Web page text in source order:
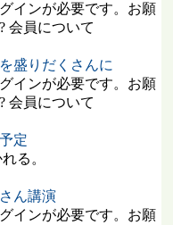
インが必要です。お願
会員について
盛りだくさんに
インが必要です。お願
会員について
定
る。
ん講演
インが必要です。お願